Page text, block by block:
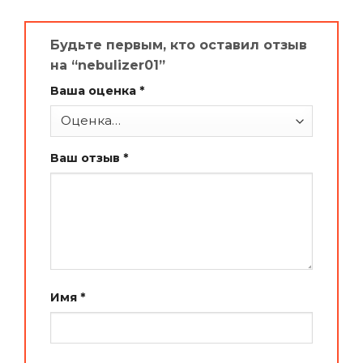
Будьте первым, кто оставил отзыв
на “nebulizer01”
Ваша оценка *
Ваш отзыв *
Имя *